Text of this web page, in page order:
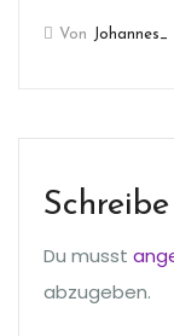
Von Johannes_
Du musst
abzugeben.